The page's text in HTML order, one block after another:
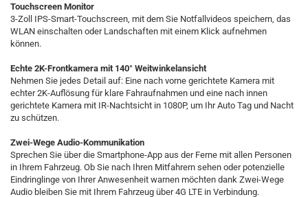
Touchscreen Monitor
3-Zoll IPS-Smart-Touchscreen, mit dem Sie Notfallvideos speichern, das
WLAN einschalten oder Landschaften mit einem Klick aufnehmen
können.
Echte 2K-Frontkamera mit 140° Weitwinkelansicht
Nehmen Sie jedes Detail auf: Eine nach vorne gerichtete Kamera mit
echter 2K-Auflösung für klare Fahraufnahmen und eine nach innen
gerichtete Kamera mit IR-Nachtsicht in 1080P, um Ihr Auto Tag und Nacht
zu schützen.
Zwei-Wege Audio-Kommunikation
Sprechen Sie über die Smartphone-App aus der Ferne mit allen Personen
in Ihrem Fahrzeug. Ob Sie nach Ihren Mitfahrern sehen oder potenzielle
Eindringlinge von Ihrer Anwesenheit warnen möchten dank Zwei-Wege
Audio bleiben Sie mit Ihrem Fahrzeug über 4G LTE in Verbindung.